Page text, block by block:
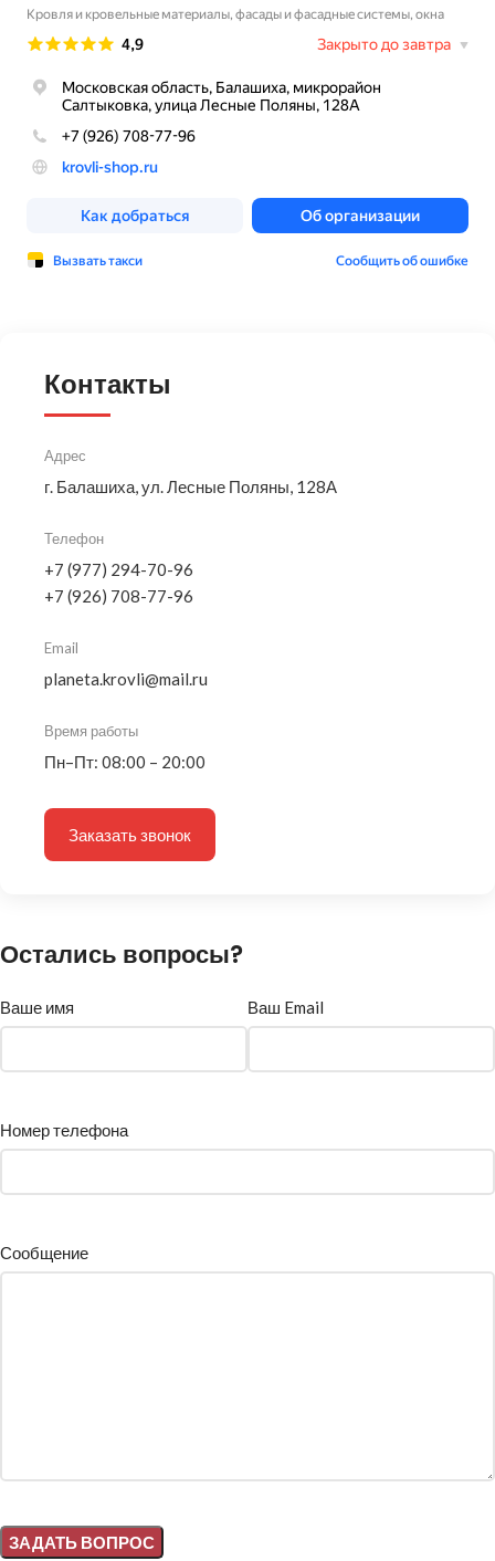
Контакты
Адрес
г. Балашиха, ул. Лесные Поляны, 128А
Телефон
+7 (977) 294-70-96
+7 (926) 708-77-96
Email
planeta.krovli@mail.ru
Время работы
Пн–Пт: 08:00 – 20:00
Заказать звонок
Остались вопросы?
Ваше имя Ваш Email
Номер телефона
Сообщение